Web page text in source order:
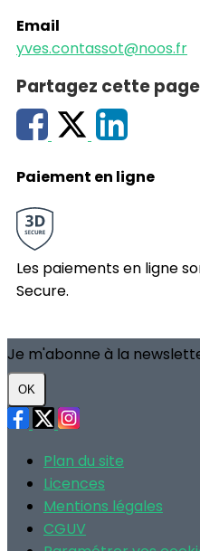
Email
yves.contassot@noos.fr
Partagez cette page
Paiement en ligne
Les paiements en ligne
Secure.
Je m'abonne à la
OK
Plan du site
Licences
Mentions légales
CGUV